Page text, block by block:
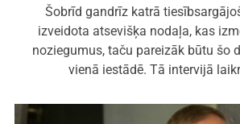
Šobrīd gandrīz katrā
izveidota atsevišķa nodaļa, kas
noziegumus, taču pareizāk būtu šo
vienā iestādē. Tā intervijā